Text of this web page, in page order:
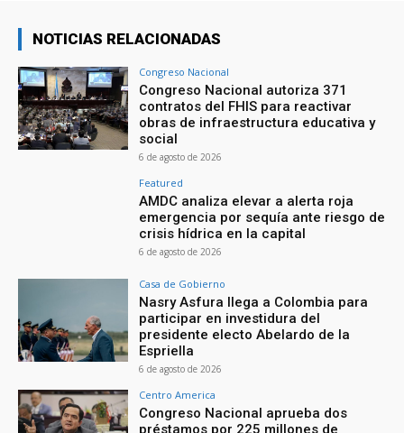
NOTICIAS RELACIONADAS
Congreso Nacional
Congreso Nacional autoriza 371
contratos del FHIS para reactivar
obras de infraestructura educativa y
social
6 de agosto de 2026
Featured
AMDC analiza elevar a alerta roja
emergencia por sequía ante riesgo de
crisis hídrica en la capital
6 de agosto de 2026
Casa de Gobierno
Nasry Asfura llega a Colombia para
participar en investidura del
presidente electo Abelardo de la
Espriella
6 de agosto de 2026
Centro America
Congreso Nacional aprueba dos
préstamos por 225 millones de